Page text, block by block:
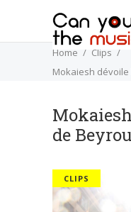
Home
Clips
Mokaiesh
de
CLIPS